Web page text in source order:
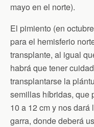
mayo en el norte).
El pimiento (en
para el hemisferio
transplante, al igual
habrá que tener
transplantarse la
semillas híbridas, que
10 a 12 cm y nos
garra, donde deberá